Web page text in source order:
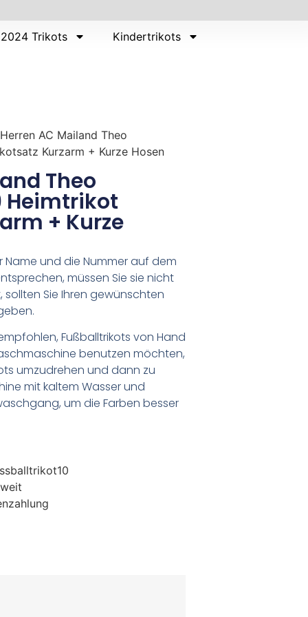
Trikots Kindertrikots
AC Mailand Theo
Kurzarm + Kurze Hosen
Theo
Heimtrikot
+ Kurze
Name und die Nummer auf dem
müssen Sie sie nicht
Sie Ihren gewünschten
Fußballtrikots von Hand
benutzen möchten,
umzudrehen und dann zu
mit kaltem Wasser und
um die Farben besser